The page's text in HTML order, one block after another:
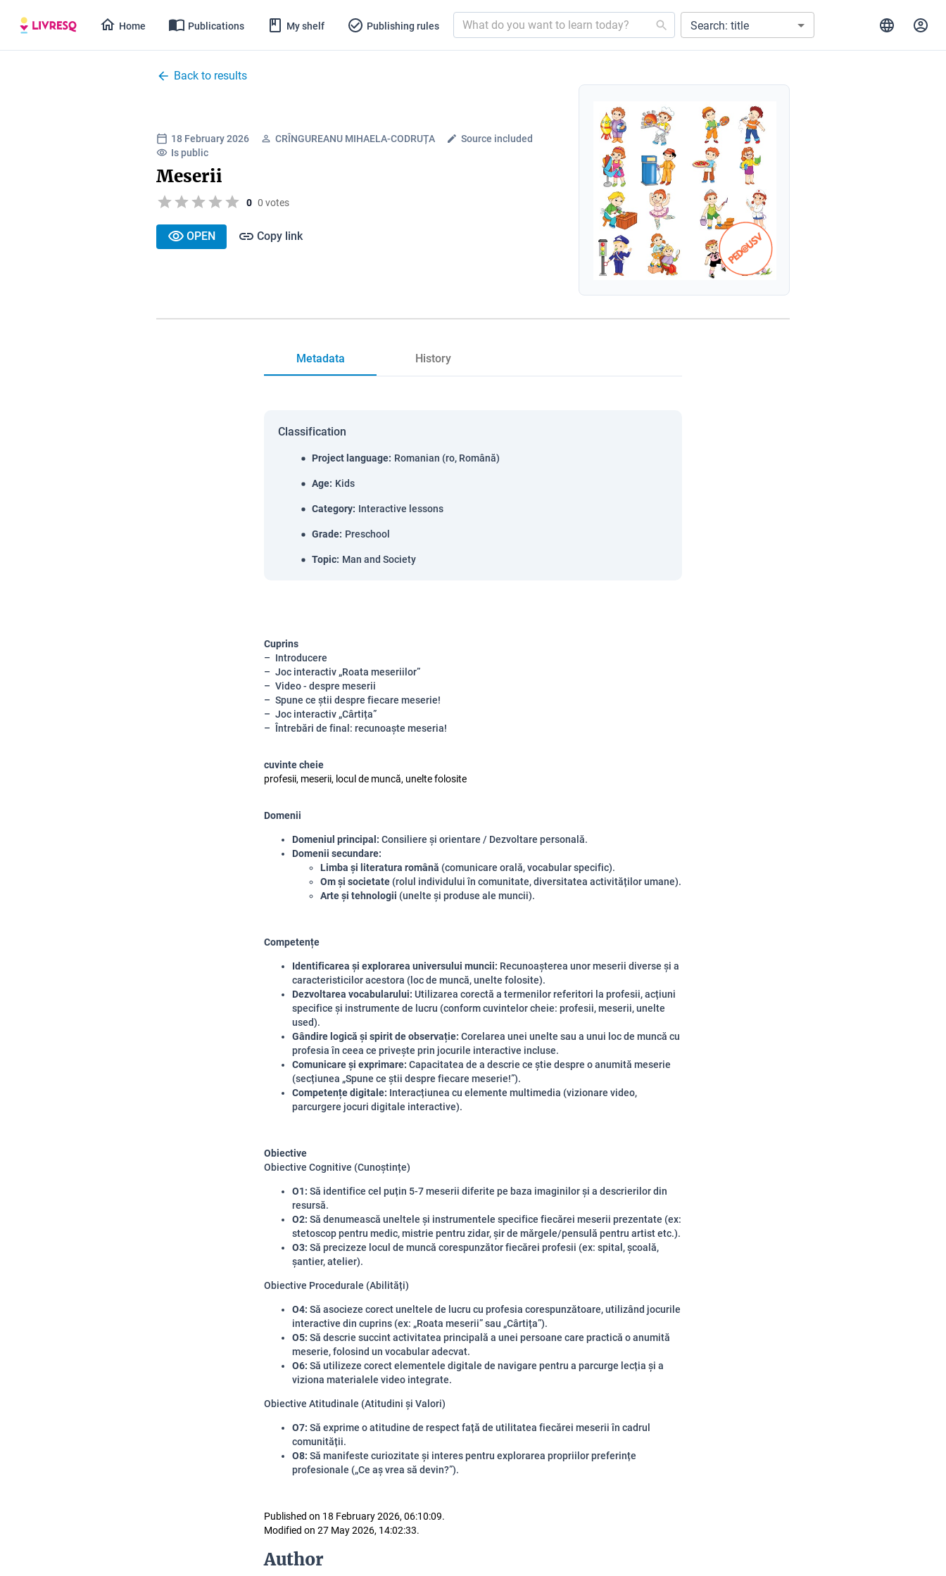
Home Publications My shelf Publishing rules Search: title
Back to results
18 February 2026 CRÎNGUREANU MIHAELA-CODRUȚA
Source included
Is public
Meserii
0 0 votes
OPEN Copy link
Metadata History
Classification
Project language: Romanian (ro, Română)
Age: Kids
Category: Interactive lessons
Grade: Preschool
Topic: Man and Society
Cuprins
Introducere
Joc interactiv „Roata meseriilor”
Video - despre meserii
Spune ce știi despre fiecare meserie!
Joc interactiv „Cârtița”
Întrebări de final: recunoaște meseria!
cuvinte cheie
profesii, meserii, locul de muncă, unelte folosite
Domenii
Domeniul principal: Consiliere și orientare / Dezvoltare personală.
Domenii secundare:
Limba și literatura română (comunicare orală, vocabular specific).
Om și societate (rolul individului în comunitate, diversitatea activităților umane).
Arte și tehnologii (unelte și produse ale muncii).
Competențe
Identificarea și explorarea universului muncii: Recunoașterea unor meserii diverse și a
caracteristicilor acestora (loc de muncă, unelte folosite).
Dezvoltarea vocabularului: Utilizarea corectă a termenilor referitori la profesii, acțiuni
specifice și instrumente de lucru (conform cuvintelor cheie: profesii, meserii, unelte
used).
Gândire logică și spirit de observație: Corelarea unei unelte sau a unui loc de muncă cu
profesia în ceea ce privește prin jocurile interactive incluse.
Comunicare și exprimare: Capacitatea de a descrie ce știe despre o anumită meserie
(secțiunea „Spune ce știi despre fiecare meserie!”).
Competențe digitale: Interacțiunea cu elemente multimedia (vizionare video,
parcurgere jocuri digitale interactive).
Obiective
Obiective Cognitive (Cunoștințe)
O1: Să identifice cel puțin 5-7 meserii diferite pe baza imaginilor și a descrierilor din
resursă.
O2: Să denumească uneltele și instrumentele specifice fiecărei meserii prezentate (ex:
stetoscop pentru medic, mistrie pentru zidar, șir de mărgele/pensulă pentru artist etc.).
O3: Să precizeze locul de muncă corespunzător fiecărei profesii (ex: spital, școală,
șantier, atelier).
Obiective Procedurale (Abilități)
O4: Să asocieze corect uneltele de lucru cu profesia corespunzătoare, utilizând jocurile
interactive din cuprins (ex: „Roata meserii” sau „Cârtița”).
O5: Să descrie succint activitatea principală a unei persoane care practică o anumită
meserie, folosind un vocabular adecvat.
O6: Să utilizeze corect elementele digitale de navigare pentru a parcurge lecția și a
viziona materialele video integrate.
Obiective Atitudinale (Atitudini și Valori)
O7: Să exprime o atitudine de respect față de utilitatea fiecărei meserii în cadrul
comunității.
O8: Să manifeste curiozitate și interes pentru explorarea propriilor preferințe
profesionale („Ce aș vrea să devin?”).
Published on 18 February 2026, 06:10:09.
Modified on 27 May 2026, 14:02:33.
Author